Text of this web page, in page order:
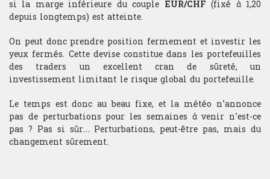
Compétition et challenge au CIT USA
RECHERCHE
Departement
Finance comportementale
si la marge inférieure du couple EUR/CHF (fixé à 1,20
depuis longtemps) est atteinte.
On peut donc prendre position fermement et investir les
yeux fermés. Cette devise constitue dans les portefeuilles
des traders un excellent cran de sûreté, un
investissement limitant le risque global du portefeuille.
Le temps est donc au beau fixe, et la météo n’annonce
pas de perturbations pour les semaines à venir n’est-ce
pas ? Pas si sûr… Perturbations, peut-être pas, mais du
changement sûrement.